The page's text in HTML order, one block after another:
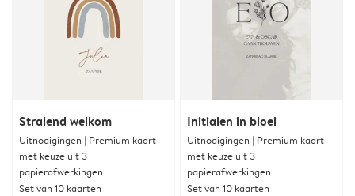
Stralend welkom
Uitnodigingen | Premium kaart
met keuze uit 3
papierafwerkingen
Set van 10 kaarten
Initialen in bloei
Uitnodigingen | Premium kaart
met keuze uit 3
papierafwerkingen
Set van 10 kaarten